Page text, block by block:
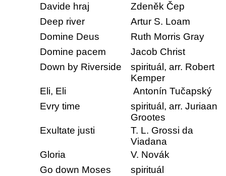
Davide hraj
Zdeněk Čep
Deep river
Artur S. Loam
Domine Deus
Ruth Morris Gray
Domine pacem
Jacob Christ
Down by Riverside
spirituál, arr. Robert
Kemper
Eli, Eli
Antonín Tučapský
Evry time
spirituál, arr. Juriaan
Grootes
Exultate justi
T. L. Grossi da
Viadana
Gloria
V. Novák
Go down Moses
spirituál